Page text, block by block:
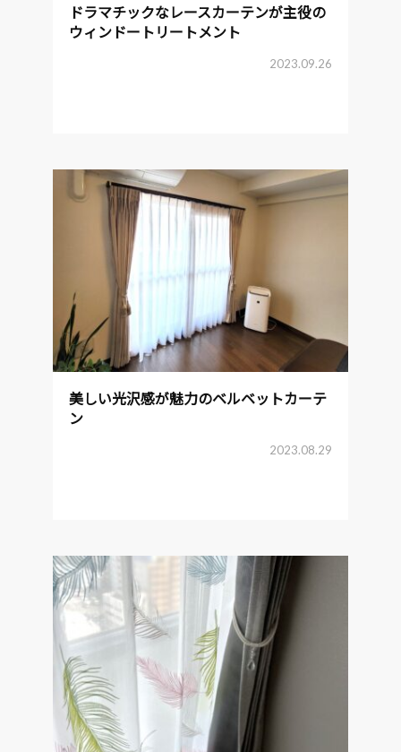
ドラマチックなレースカーテンが主役の
ウィンドートリートメント
2023.09.26
美しい光沢感が魅力のベルベットカーテ
ン
2023.08.29